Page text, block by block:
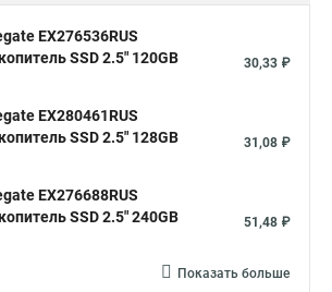
EX276536RUS
SSD 2.5" 120GB
30,33 ₽
EX280461RUS
SSD 2.5" 128GB
31,08 ₽
EX276688RUS
SSD 2.5" 240GB
51,48 ₽
Показать больше